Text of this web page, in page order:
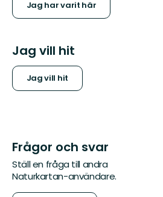
Jag har varit här
Jag vill hit
Jag vill hit
Frågor och svar
Ställ en fråga till andra
Naturkartan-användare.